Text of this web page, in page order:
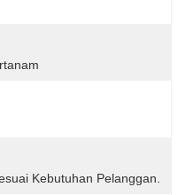
Kebutuhan Pelanggan.